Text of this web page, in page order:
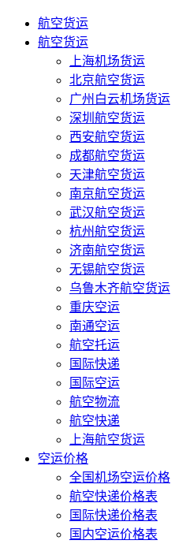
航空货运
航空货运
上海机场货运
北京航空货运
广州白云机场货运
深圳航空货运
西安航空货运
成都航空货运
天津航空货运
南京航空货运
武汉航空货运
杭州航空货运
济南航空货运
无锡航空货运
乌鲁木齐航空货运
重庆空运
南通空运
航空托运
国际快递
国际空运
航空物流
航空快递
上海航空货运
空运价格
全国机场空运价格
航空快递价格表
国际快递价格表
国内空运价格表